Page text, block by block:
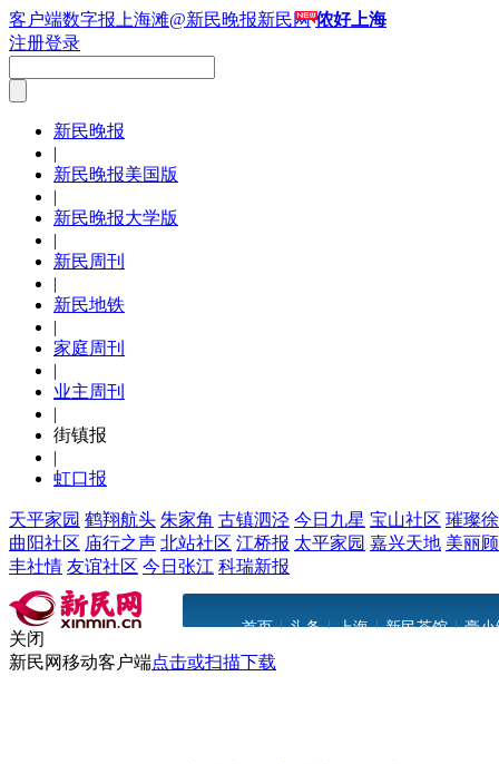
客户端数字报 上海滩@新民晚报新民网 侬好上海
注册登录
新民晚报
|
新民晚报美国版
|
新民晚报大学版
|
新民周刊
|
新民地铁
|
家庭周刊
|
业主周刊
|
街镇报
|
虹口报
天平家园 鹤翔航头 朱家角 古镇泗泾 今日九星 宝山社区 璀璨
曲阳社区 庙行之声 北站社区 江桥报 太平家园 嘉兴天地 美丽
丰社情 友谊社区 今日张江 科瑞新报
首页 | 头条 | 上海 | 新民茶馆 | 豪小
关闭
新民网移动客户端点击或扫描下载